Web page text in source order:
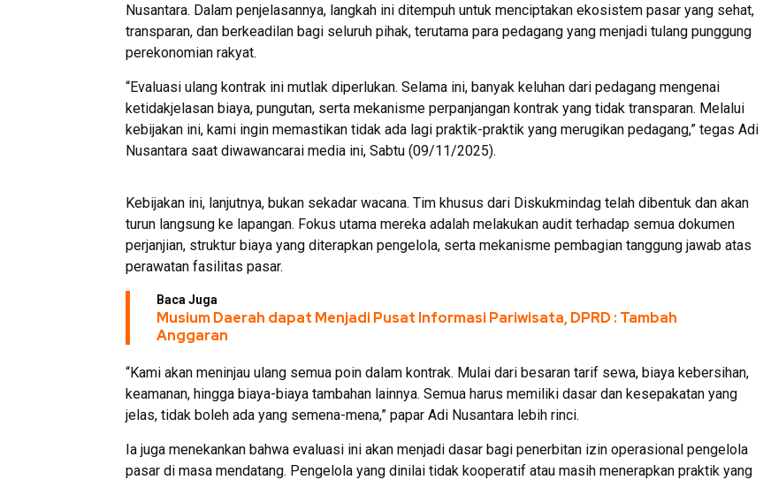
Nusantara. Dalam penjelasannya, langkah ini ditempuh untuk menciptakan ekosistem pasar yang sehat,
transparan, dan berkeadilan bagi seluruh pihak, terutama para pedagang yang menjadi tulang punggung
perekonomian rakyat.
“Evaluasi ulang kontrak ini mutlak diperlukan. Selama ini, banyak keluhan dari pedagang mengenai
ketidakjelasan biaya, pungutan, serta mekanisme perpanjangan kontrak yang tidak transparan. Melalui
kebijakan ini, kami ingin memastikan tidak ada lagi praktik-praktik yang merugikan pedagang,” tegas Adi
Nusantara saat diwawancarai media ini, Sabtu (09/11/2025).
Kebijakan ini, lanjutnya, bukan sekadar wacana. Tim khusus dari Diskukmindag telah dibentuk dan akan
turun langsung ke lapangan. Fokus utama mereka adalah melakukan audit terhadap semua dokumen
perjanjian, struktur biaya yang diterapkan pengelola, serta mekanisme pembagian tanggung jawab atas
perawatan fasilitas pasar.
Baca Juga
Musium Daerah dapat Menjadi Pusat Informasi Pariwisata, DPRD : Tambah
Anggaran
“Kami akan meninjau ulang semua poin dalam kontrak. Mulai dari besaran tarif sewa, biaya kebersihan,
keamanan, hingga biaya-biaya tambahan lainnya. Semua harus memiliki dasar dan kesepakatan yang
jelas, tidak boleh ada yang semena-mena,” papar Adi Nusantara lebih rinci.
Ia juga menekankan bahwa evaluasi ini akan menjadi dasar bagi penerbitan izin operasional pengelola
pasar di masa mendatang. Pengelola yang dinilai tidak kooperatif atau masih menerapkan praktik yang